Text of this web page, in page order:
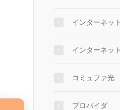
インターネッ
インターネッ
コミュファ光
プロバイダ